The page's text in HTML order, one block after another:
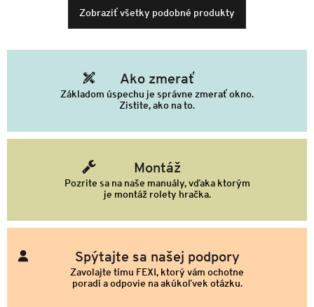
Zobraziť všetky podobné produkty
Ako zmerať
Základom úspechu je správne zmerať okno.
Zistite, ako na to.
Montáž
Pozrite sa na naše manuály, vďaka ktorým
je montáž rolety hračka.
Spýtajte sa našej podpory
Zavolajte tímu FEXI, ktorý vám ochotne
poradí a odpovie na akúkoľvek otázku.